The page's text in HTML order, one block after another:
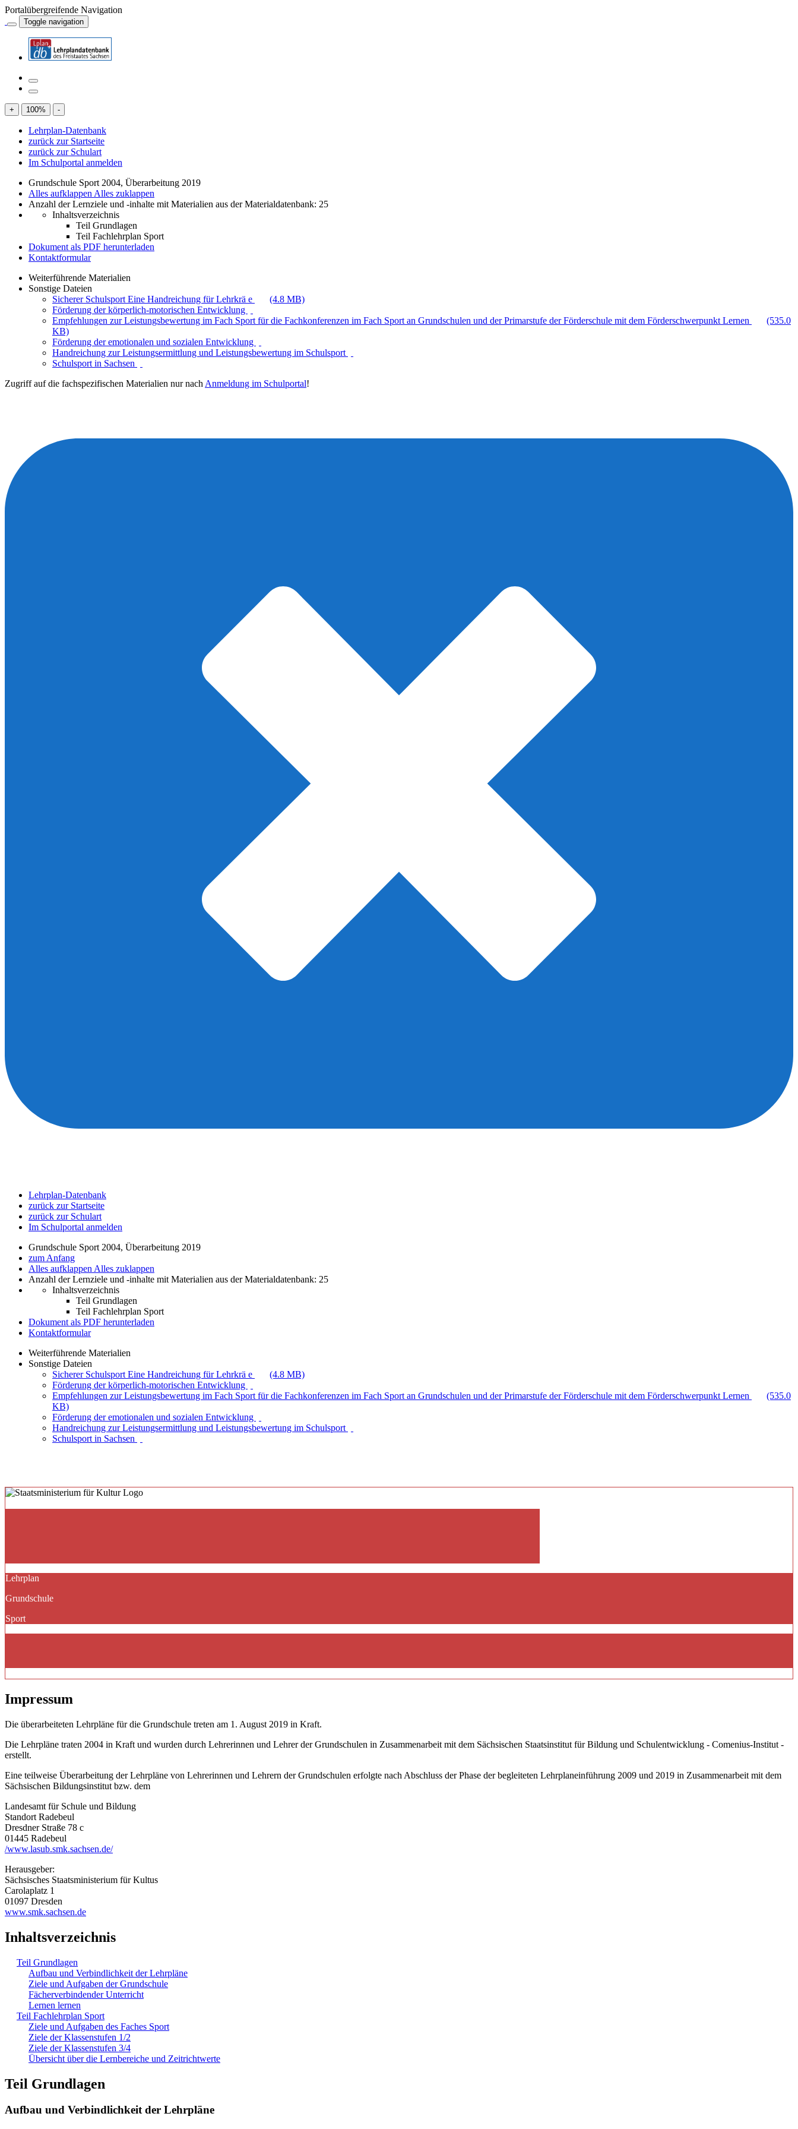
Portalübergreifende Navigation
Toggle navigation
+ 100% -
Lehrplan-Datenbank
zurück zur Startseite
zurück zur Schulart
Im Schulportal anmelden
Grundschule Sport 2004, Überarbeitung 2019
Alles aufklappen Alles zuklappen
Anzahl der Lernziele und -inhalte mit Materialien aus der Materialdatenbank: 25
Inhaltsverzeichnis
Teil Grundlagen
Teil Fachlehrplan Sport
Dokument als PDF herunterladen
Kontaktformular
Weiterführende Materialien
Sonstige Dateien
Sicherer Schulsport Eine Handreichung für Lehrkrä e
(4.8 MB)
Förderung der körperlich-motorischen Entwicklung
Empfehlungen zur Leistungsbewertung im Fach Sport für die Fachkonferenzen im Fach Sport an Grundschulen und der Primarstufe der Förderschule mit dem Förderschwerpunkt Lernen
(535.0
KB)
Förderung der emotionalen und sozialen Entwicklung
Handreichung zur Leistungsermittlung und Leistungsbewertung im Schulsport
Schulsport in Sachsen
Zugriff auf die fachspezifischen Materialien nur nach Anmeldung im Schulportal!
Lehrplan-Datenbank
zurück zur Startseite
zurück zur Schulart
Im Schulportal anmelden
Grundschule Sport 2004, Überarbeitung 2019
zum Anfang
Alles aufklappen Alles zuklappen
Anzahl der Lernziele und -inhalte mit Materialien aus der Materialdatenbank: 25
Inhaltsverzeichnis
Teil Grundlagen
Teil Fachlehrplan Sport
Dokument als PDF herunterladen
Kontaktformular
Weiterführende Materialien
Sonstige Dateien
Sicherer Schulsport Eine Handreichung für Lehrkrä e
(4.8 MB)
Förderung der körperlich-motorischen Entwicklung
Empfehlungen zur Leistungsbewertung im Fach Sport für die Fachkonferenzen im Fach Sport an Grundschulen und der Primarstufe der Förderschule mit dem Förderschwerpunkt Lernen
(535.0
KB)
Förderung der emotionalen und sozialen Entwicklung
Handreichung zur Leistungsermittlung und Leistungsbewertung im Schulsport
Schulsport in Sachsen
Lehrplan
Grundschule
Sport
Impressum
Die überarbeiteten Lehrpläne für die Grundschule treten am 1. August 2019 in Kraft.
Die Lehrpläne traten 2004 in Kraft und wurden durch Lehrerinnen und Lehrer der Grundschulen in Zusammenarbeit mit dem Sächsischen Staatsinstitut für Bildung und Schulentwicklung - Comenius-Institut -
erstellt.
Eine teilweise Überarbeitung der Lehrpläne von Lehrerinnen und Lehrern der Grundschulen erfolgte nach Abschluss der Phase der begleiteten Lehrplaneinführung 2009 und 2019 in Zusammenarbeit mit dem
Sächsischen Bildungsinstitut bzw. dem
Landesamt für Schule und Bildung
Standort Radebeul
Dresdner Straße 78 c
01445 Radebeul
/www.lasub.smk.sachsen.de/
Herausgeber:
Sächsisches Staatsministerium für Kultus
Carolaplatz 1
01097 Dresden
www.smk.sachsen.de
Inhaltsverzeichnis
Teil Grundlagen
Aufbau und Verbindlichkeit der Lehrpläne
Ziele und Aufgaben der Grundschule
Fächerverbindender Unterricht
Lernen lernen
Teil Fachlehrplan Sport
Ziele und Aufgaben des Faches Sport
Ziele der Klassenstufen 1/2
Ziele der Klassenstufen 3/4
Übersicht über die Lernbereiche und Zeitrichtwerte
Teil Grundlagen
Aufbau und Verbindlichkeit der Lehrpläne